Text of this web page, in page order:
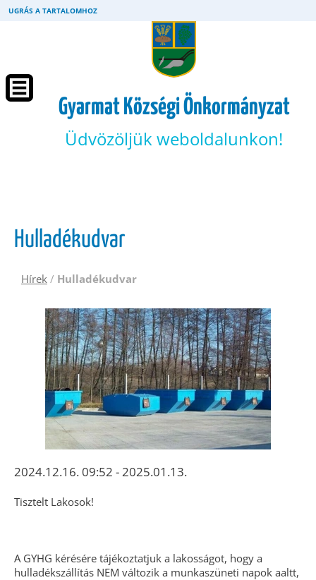
UGRÁS A TARTALOMHOZ
Gyarmat Községi Önkormányzat
Üdvözöljük weboldalunkon!
Hulladékudvar
Hírek / Hulladékudvar
2024.12.16. 09:52 - 2025.01.13.
Tisztelt Lakosok!
A GYHG kérésére tájékoztatjuk a lakosságot, hogy a
hulladékszállítás NEM változik a munkaszüneti napok aaltt,